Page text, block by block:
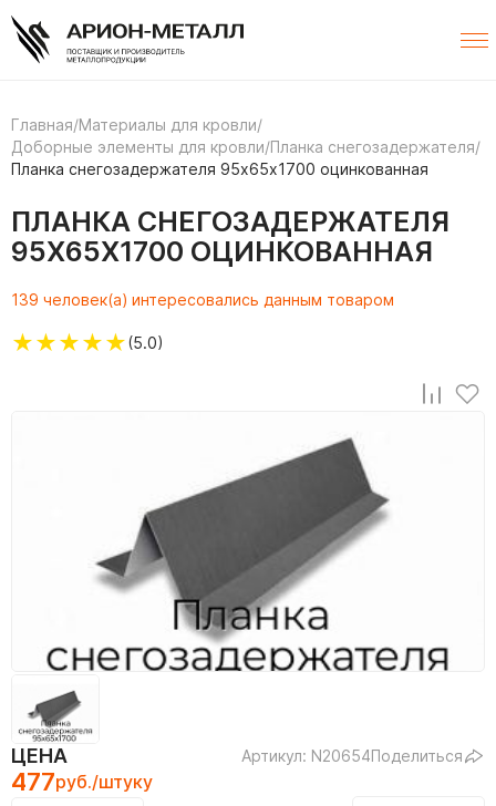
Главная/Материалы для кровли/
Доборные элементы для кровли/Планка снегозадержателя/
Планка снегозадержателя 95х65х1700 оцинкованная
ПЛАНКА СНЕГОЗАДЕРЖАТЕЛЯ
95Х65Х1700 ОЦИНКОВАННАЯ
139 человек(а) интересовались данным товаром
★★★★★(5.0)
ЦЕНА Артикул: N20654Поделиться
477руб./штуку